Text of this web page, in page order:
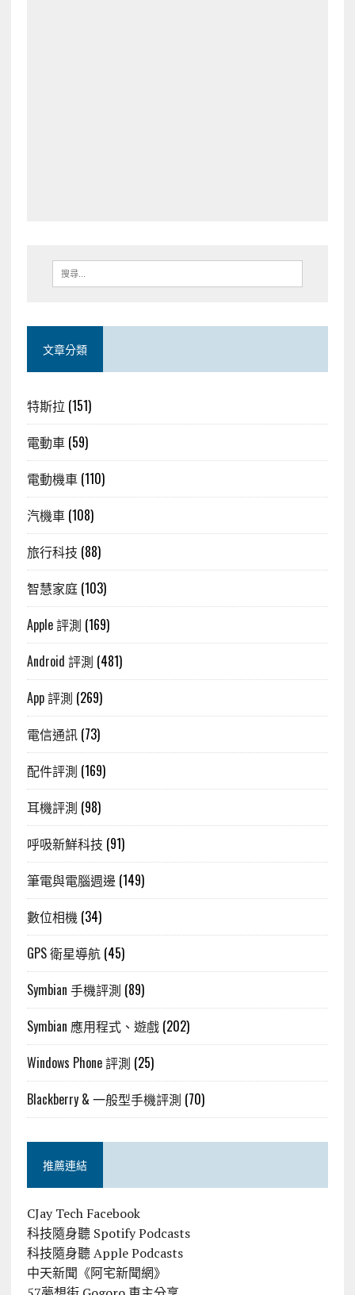
文章分類
特斯拉 (151)
電動車(59)
電動機車(110)
汽機車(108)
旅行科技 (88)
智慧家庭(103)
Apple 評測 (169)
Android 評測 (481)
App 評測 (269)
電信通訊(73)
配件評測 (169)
耳機評測 (98)
呼吸新鮮科技 (91)
筆電與電腦週邊 (149)
數位相機 (34)
GPS 衛星導航(45)
Symbian 手機評測 (89)
Symbian 應用程式、遊戲(202)
Windows Phone 評測 (25)
Blackberry & 一般型手機評測 (70)
推薦連結
CJay Tech Facebook
科技隨身聽 Spotify Podcasts
科技隨身聽 Apple Podcasts
中天新聞《阿宅新聞網》